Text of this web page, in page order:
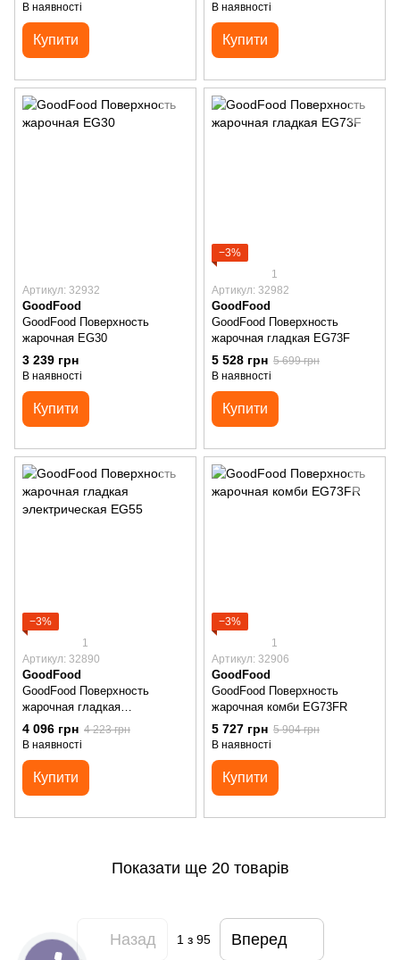
В наявності
Купити
В наявності
Купити
Артикул: 32932
GoodFood
GoodFood Поверхность
жарочная EG30
3 239 грн
В наявності
Купити
−3%
1
Артикул: 32982
GoodFood
GoodFood Поверхность
жарочная гладкая EG73F
5 528 грн 5 699 грн
В наявності
Купити
−3%
1
Артикул: 32890
GoodFood
GoodFood Поверхность
жарочная гладкая
электрическая EG55
4 096 грн 4 223 грн
В наявності
Купити
−3%
1
Артикул: 32906
GoodFood
GoodFood Поверхность
жарочная комби EG73FR
5 727 грн 5 904 грн
В наявності
Купити
Показати ще 20 товарів
Назад 1з 95 Вперед